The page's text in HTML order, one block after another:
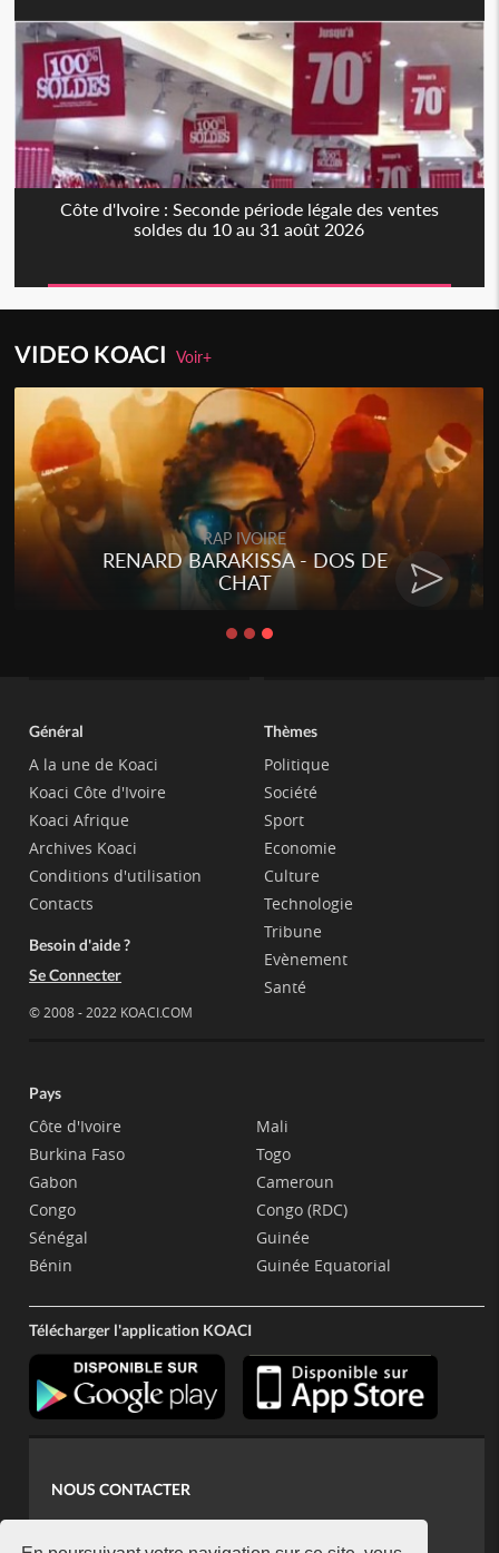
Côte d'Ivoire : Seconde période légale des ventes
soldes du 10 au 31 août 2026
VIDEO KOACIVoir+
Togo
Talakaka - ÉTÉRÉRÉ
Général
A la une de Koaci
Koaci Côte d'Ivoire
Koaci Afrique
Archives Koaci
Conditions d'utilisation
Contacts
Besoin d'aide ?
Se Connecter
© 2008 - 2022 KOACI.COM
Thèmes
Politique
Société
Sport
Economie
Culture
Technologie
Tribune
Evènement
Santé
Pays
Côte d'Ivoire
Burkina Faso
Gabon
Congo
Sénégal
Bénin
Mali
Togo
Cameroun
Congo (RDC)
Guinée
Guinée Equatorial
Télécharger l'application KOACI
NOUS CONTACTER